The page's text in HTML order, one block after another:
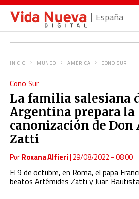
España
INICIO MUNDO AMÉRICA CONO SUR
Cono Sur
La familia salesiana
Argentina prepara la
canonización de Don
Zatti
PorRoxana Alfieri| 29/08/2022 - 08:00
El 9 de octubre, en Roma, el papa
beatos Artémides Zatti y Juan